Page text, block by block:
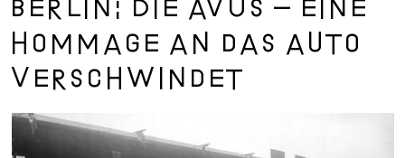
Berlin: Die AVUS – eine
Hommage an das Auto
verschwindet